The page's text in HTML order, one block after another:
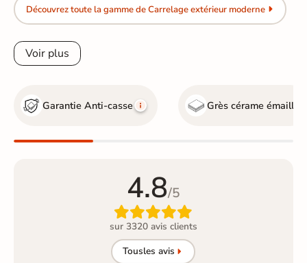
Découvrez toute la gamme de Carrelage extérieur moderne
Voir plus
Garantie Anti-casse Grès cérame émaillé
4.8/5

sur 3320 avis clients
Tousles avis